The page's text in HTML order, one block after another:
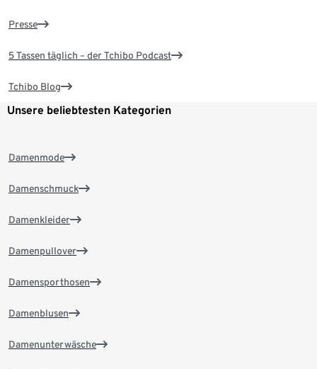
Presse
5 Tassen täglich – der Tchibo Podcast
Tchibo Blog
Unsere beliebtesten Kategorien
Damenmode
Damenschmuck
Damenkleider
Damenpullover
Damensporthosen
Damenblusen
Damenunterwäsche